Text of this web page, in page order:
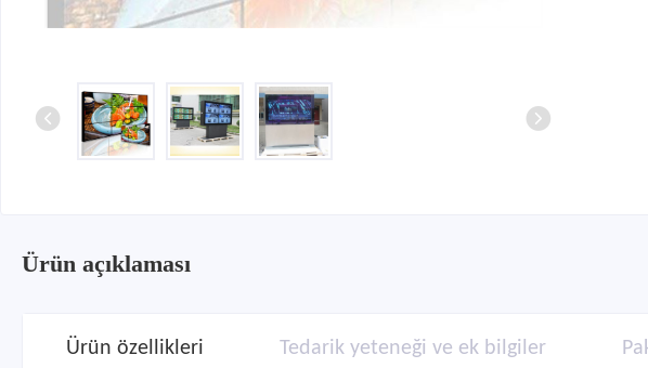
Ürün açıklaması
Ürün özellikleri Tedarik yeteneği ve ek bilgiler